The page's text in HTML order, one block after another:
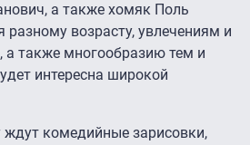
а также хомяк Поль
возрасту, увлечениям и
а также многообразию тем и
интересна широкой
ждут комедийные зарисовки,